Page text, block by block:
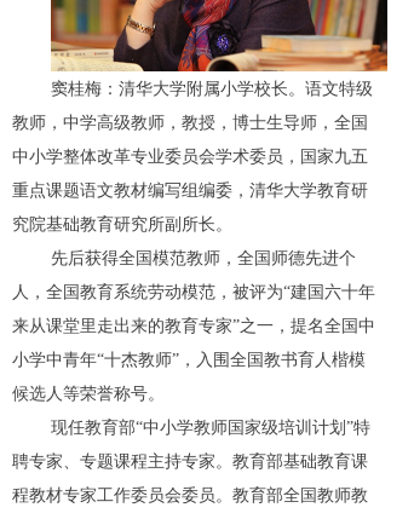
窦桂梅：清华大学附属小学校长。语文特级
教师，中学高级教师，教授，博士生导师，全国
中小学整体改革专业委员会学术委员，国家九五
重点课题语文教材编写组编委，清华大学教育研
究院基础教育研究所副所长。
先后获得全国模范教师，全国师德先进个
人，全国教育系统劳动模范，被评为“建国六十年
来从课堂里走出来的教育专家”之一，提名全国中
小学中青年“十杰教师”，入围全国教书育人楷模
候选人等荣誉称号。
现任教育部“中小学教师国家级培训计划”特
聘专家、专题课程主持专家。教育部基础教育课
程教材专家工作委员会委员。教育部全国教师教